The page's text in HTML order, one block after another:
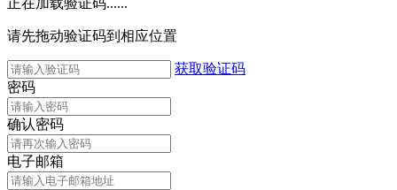
正在加载验证码......
请先拖动验证码到相应位置
获取验证码
密码
确认密码
电子邮箱